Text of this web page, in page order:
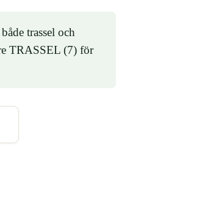
trassel och
TRASSEL (7) för